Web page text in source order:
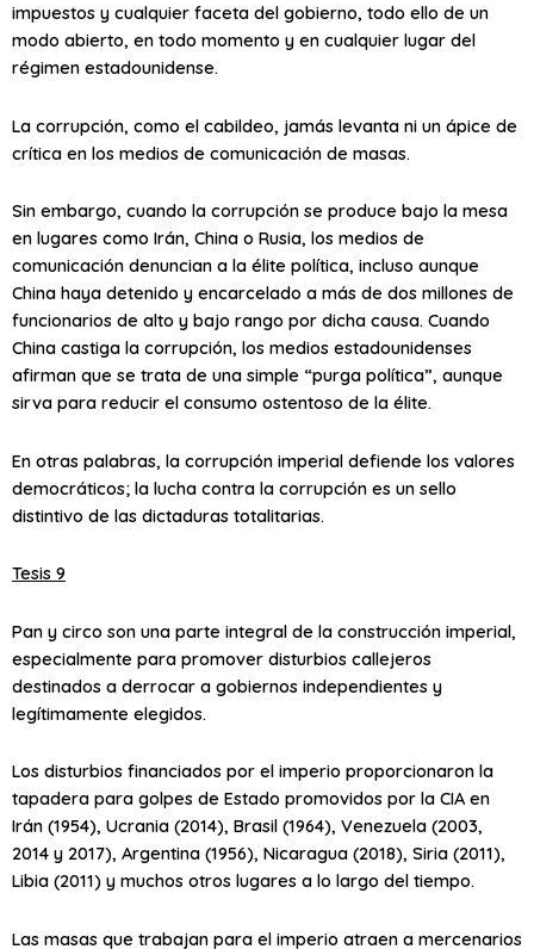
impuestos y cualquier faceta del gobierno, todo ello de un
modo abierto, en todo momento y en cualquier lugar del
régimen estadounidense.
La corrupción, como el cabildeo, jamás levanta ni un ápice de
crítica en los medios de comunicación de masas.
Sin embargo, cuando la corrupción se produce bajo la mesa
en lugares como Irán, China o Rusia, los medios de
comunicación denuncian a la élite política, incluso aunque
China haya detenido y encarcelado a más de dos millones de
funcionarios de alto y bajo rango por dicha causa. Cuando
China castiga la corrupción, los medios estadounidenses
afirman que se trata de una simple “purga política”, aunque
sirva para reducir el consumo ostentoso de la élite.
En otras palabras, la corrupción imperial defiende los valores
democráticos; la lucha contra la corrupción es un sello
distintivo de las dictaduras totalitarias.
Tesis 9
Pan y circo son una parte integral de la construcción imperial,
especialmente para promover disturbios callejeros
destinados a derrocar a gobiernos independientes y
legítimamente elegidos.
Los disturbios financiados por el imperio proporcionaron la
tapadera para golpes de Estado promovidos por la CIA en
Irán (1954), Ucrania (2014), Brasil (1964), Venezuela (2003,
2014 y 2017), Argentina (1956), Nicaragua (2018), Siria (2011),
Libia (2011) y muchos otros lugares a lo largo del tiempo.
Las masas que trabajan para el imperio atraen a mercenarios